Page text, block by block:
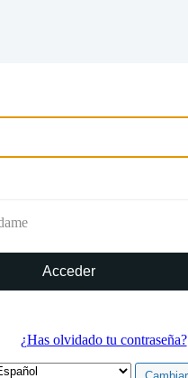
¿Has olvidado tu contraseña?